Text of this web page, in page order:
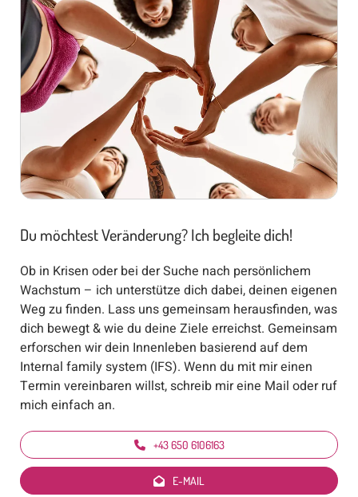
Du möchtest Veränderung? Ich begleite dich!
Ob in Krisen oder bei der Suche nach persönlichem
Wachstum – ich unterstütze dich dabei, deinen eigenen
Weg zu finden. Lass uns gemeinsam herausfinden, was
dich bewegt & wie du deine Ziele erreichst. Gemeinsam
erforschen wir dein Innenleben basierend auf dem
Internal family system (IFS). Wenn du mit mir einen
Termin vereinbaren willst, schreib mir eine Mail oder ruf
mich einfach an.
+43 650 6106163
E-MAIL